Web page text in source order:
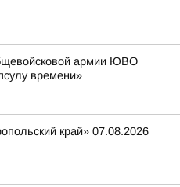
армии ЮВО
времени»
край» 07.08.2026